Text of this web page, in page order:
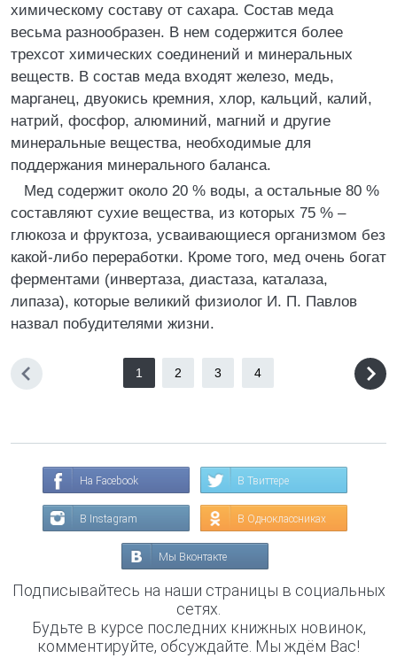
химическому составу от сахара. Состав меда
весьма разнообразен. В нем содержится более
трехсот химических соединений и минеральных
веществ. В состав меда входят железо, медь,
марганец, двуокись кремния, хлор, кальций, калий,
натрий, фосфор, алюминий, магний и другие
минеральные вещества, необходимые для
поддержания минерального баланса.
Мед содержит около 20 % воды, а остальные 80 %
составляют сухие вещества, из которых 75 % –
глюкоза и фруктоза, усваивающиеся организмом без
какой-либо переработки. Кроме того, мед очень богат
ферментами (инвертаза, диастаза, каталаза,
липаза), которые великий физиолог И. П. Павлов
назвал побудителями жизни.
1 2 3 4
На Facebook В Твиттере
В Instagram В Одноклассниках
Мы Вконтакте
Подписывайтесь на наши страницы в социальных
сетях.
Будьте в курсе последних книжных новинок,
комментируйте, обсуждайте. Мы ждём Вас!